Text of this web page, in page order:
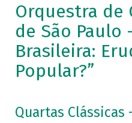
Orquestra de
de São Paulo
Brasileira:
Popular?”
Quartas Clássicas